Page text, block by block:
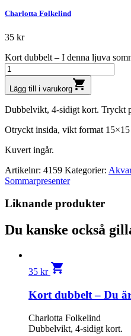
Charlotta Folkelind
35 kr
Kort dubbelt – I denna ljuva
Lägg till i varukorgshopping_cart
Dubbelvikt, 4-sidigt kort. Tryckt
Otryckt insida, vikt format 15×15
Kuvert ingår.
Artikelnr: 4159 Kategorier:
Sommarpresenter
Liknande produkter
Du kanske också
35 kr shopping_cart
Kort dubbelt – Du
Charlotta Folkelind
Dubbelvikt, 4-sidigt kort.